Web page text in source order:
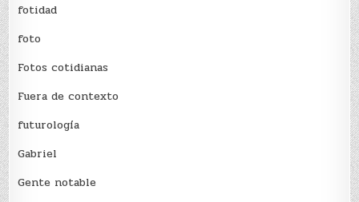
fotidad
foto
Fotos cotidianas
Fuera de contexto
futurología
Gabriel
Gente notable